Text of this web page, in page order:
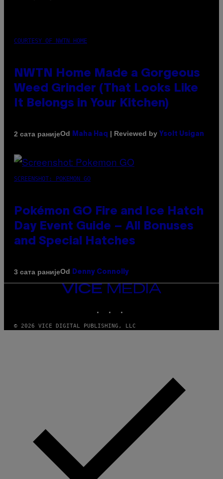
COURTESY OF NWTN HOME
NWTN Home Made a Gorgeous
Weed Grinder (That Looks Like
It Belongs in Your Kitchen)
2 сата ранијеOd Maha Haq | Reviewed by Ysolt Usigan
SCREENSHOT: POKEMON GO
Pokémon GO Fire and Ice Hatch
Day Event Guide – All Bonuses
and Special Hatches
3 сата ранијеOd Denny Connolly
VICE
© 2026 VICE DIGITAL PUBLISHING, LLC